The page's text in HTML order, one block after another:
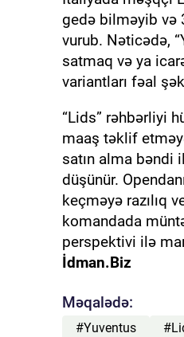
gedə bilməyib
vurub. Nəticədə,
satmaq və ya
variantları fəal
“Lids” rəhbərliyi
maaş təklif
satın alma bəndi
düşünür.
keçməyə razılıq
komandada
perspektivi ilə
İdman.Biz
Məqalədə:
#Yuventus